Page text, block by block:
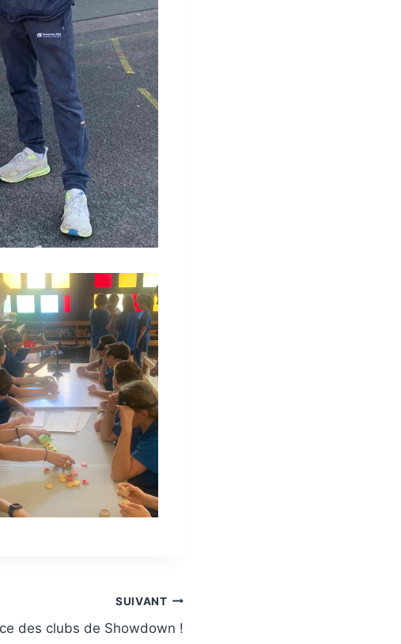
SUIVANT
des clubs de Showdown !